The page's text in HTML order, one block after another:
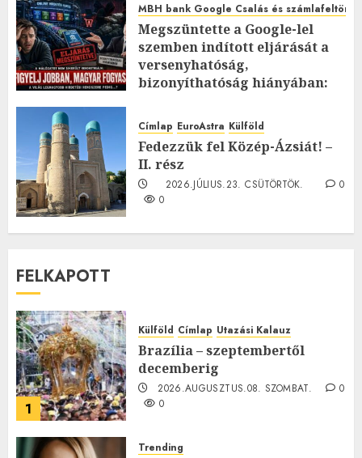
MBH bank Google Csalás és
Megszüntette a Google-lel
szemben indított eljárását a
versenyhatóság,
bizonyíthatóság hiányában:
2026.JÚLIUS.23. CSÜTÖRTÖK.
0
Címlap EuroAstra Külföld
Fedezzük fel Közép-Ázsiát! –
II. rész
2026.JÚLIUS.23. CSÜTÖRTÖK.
0
0
FELKAPOTT
1
Külföld Címlap Utazási Kalauz
Brazília – szeptembertől
decemberig
2026.AUGUSZTUS.08. SZOMBAT.
0
0
Trending